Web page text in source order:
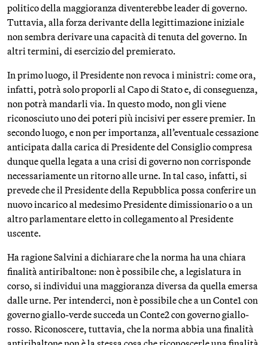
politico della maggioranza diventerebbe leader di governo.
Tuttavia, alla forza derivante della legittimazione iniziale
non sembra derivare una capacità di tenuta del governo. In
altri termini, di esercizio del premierato.
In primo luogo, il Presidente non revoca i ministri: come ora,
infatti, potrà solo proporli al Capo di Stato e, di conseguenza,
non potrà mandarli via. In questo modo, non gli viene
riconosciuto uno dei poteri più incisivi per essere premier. In
secondo luogo, e non per importanza, all’eventuale cessazione
anticipata dalla carica di Presidente del Consiglio compresa
dunque quella legata a una crisi di governo non corrisponde
necessariamente un ritorno alle urne. In tal caso, infatti, si
prevede che il Presidente della Repubblica possa conferire un
nuovo incarico al medesimo Presidente dimissionario o a un
altro parlamentare eletto in collegamento al Presidente
uscente.
Ha ragione Salvini a dichiarare che la norma ha una chiara
finalità antiribaltone: non è possibile che, a legislatura in
corso, si individui una maggioranza diversa da quella emersa
dalle urne. Per intenderci, non è possibile che a un Conte1 con
governo giallo-verde succeda un Conte2 con governo giallo-
rosso. Riconoscere, tuttavia, che la norma abbia una finalità